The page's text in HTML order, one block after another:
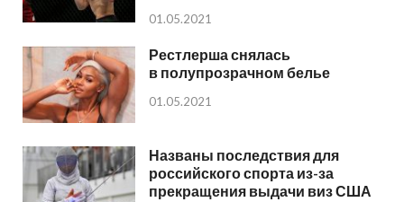
01.05.2021
Рестлерша снялась
в полупрозрачном белье
01.05.2021
Названы последствия для
российского спорта из-за
прекращения выдачи виз США